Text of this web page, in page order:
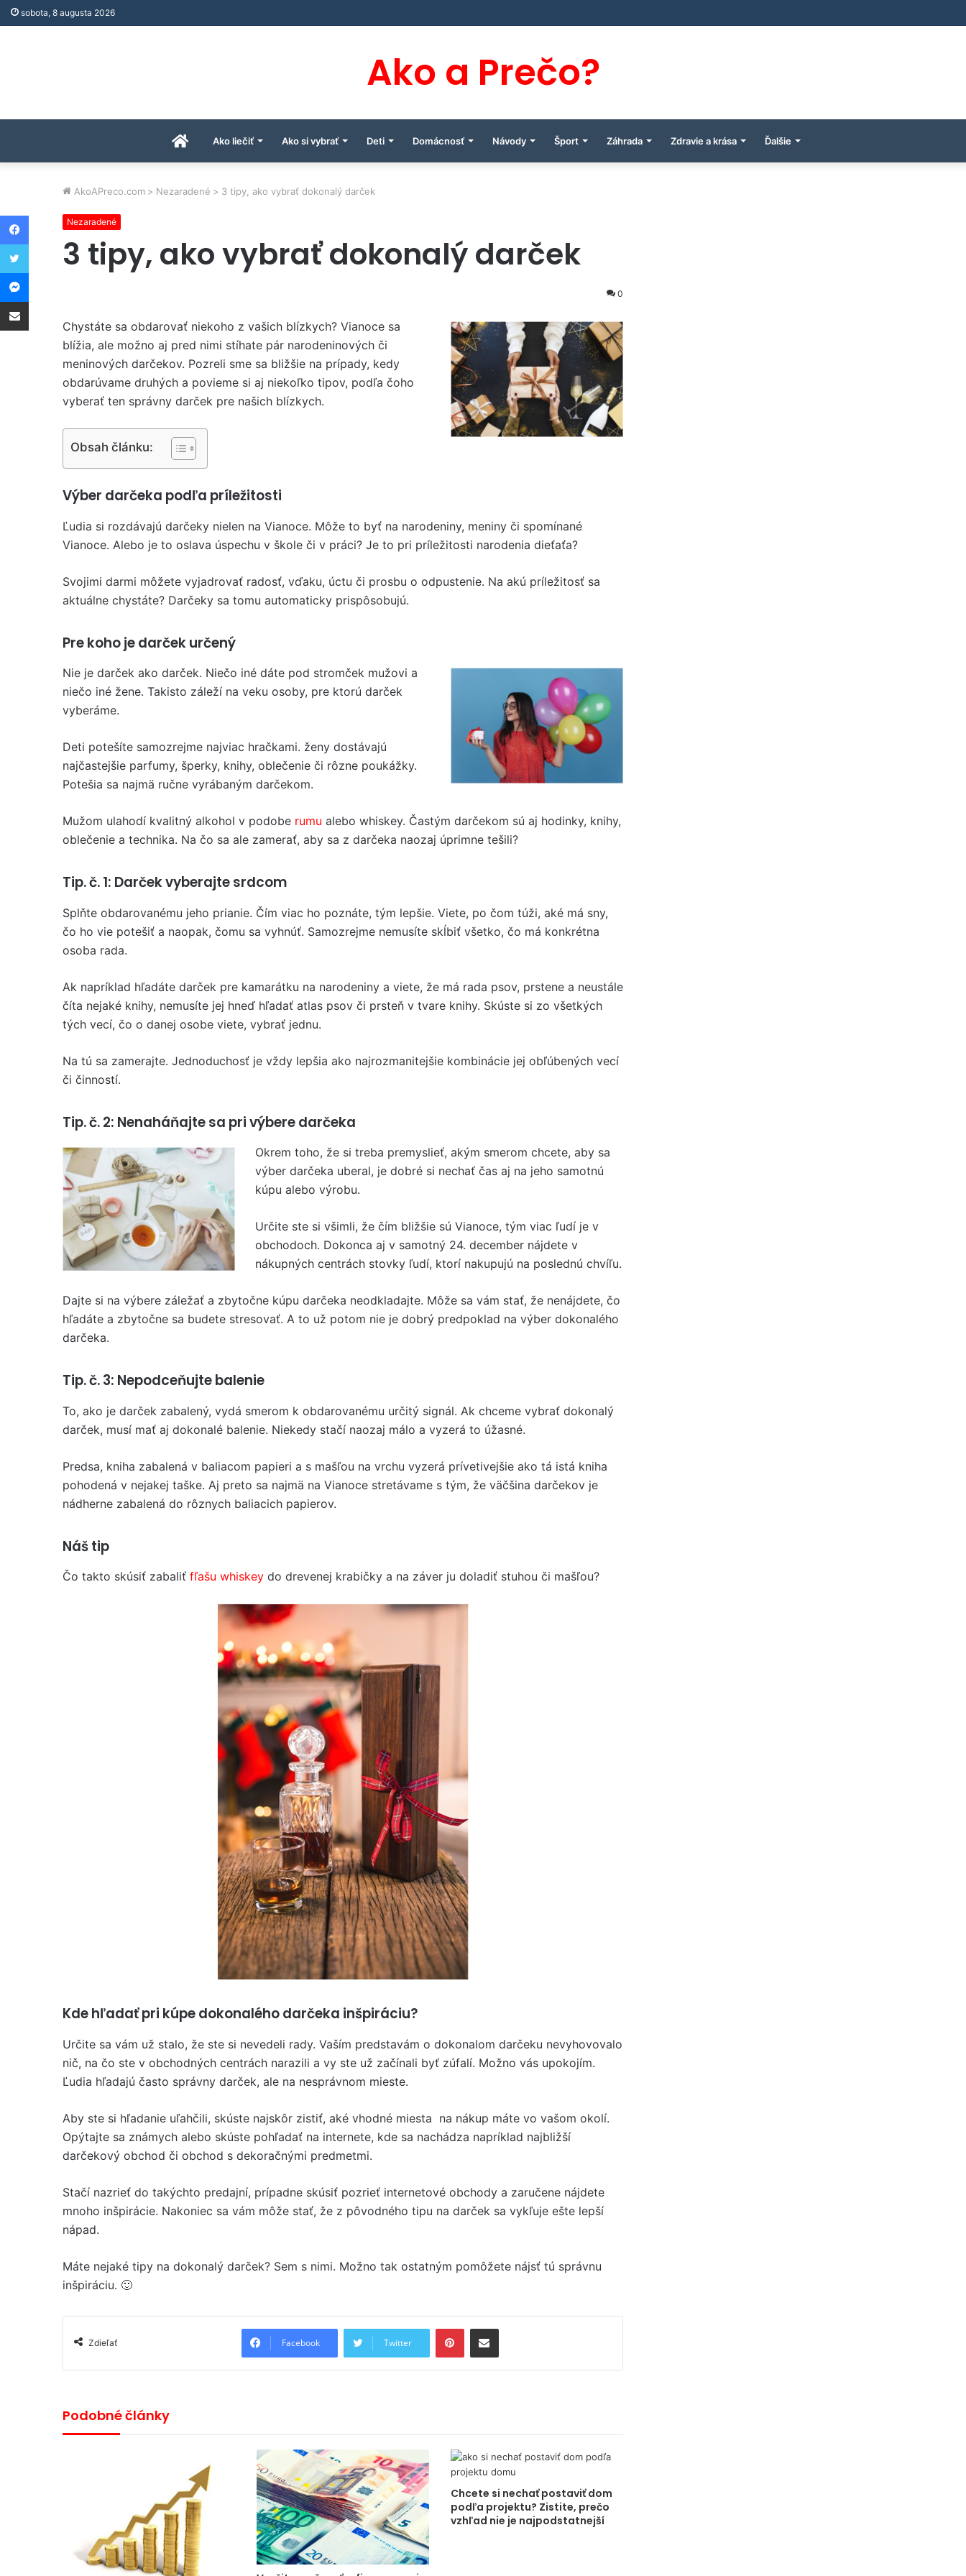
sobota, 8 augusta 2026
Ako a Prečo?
ÚvodnáAko liečiť Ako si vybrať Deti Domácnosť Návody Šport Záhrada Zdravie a krása Ďalšie
AkoAPreco.com > Nezaradené > 3 tipy, ako vybrať dokonalý darček
Nezaradené
3 tipy, ako vybrať dokonalý darček
0
Chystáte sa obdarovať niekoho z vašich blízkych? Vianoce sa
blížia, ale možno aj pred nimi stíhate pár narodeninových či
meninových darčekov. Pozreli sme sa bližšie na prípady, kedy
obdarúvame druhých a povieme si aj niekoľko tipov, podľa čoho
vyberať ten správny darček pre našich blízkych.
Obsah článku:
Výber darčeka podľa príležitosti
Ľudia si rozdávajú darčeky nielen na Vianoce. Môže to byť na narodeniny, meniny či spomínané
Vianoce. Alebo je to oslava úspechu v škole či v práci? Je to pri príležitosti narodenia dieťaťa?
Svojimi darmi môžete vyjadrovať radosť, vďaku, úctu či prosbu o odpustenie. Na akú príležitosť sa
aktuálne chystáte? Darčeky sa tomu automaticky prispôsobujú.
Pre koho je darček určený
Nie je darček ako darček. Niečo iné dáte pod stromček mužovi a
niečo iné žene. Takisto záleží na veku osoby, pre ktorú darček
vyberáme.
Deti potešíte samozrejme najviac hračkami. ženy dostávajú
najčastejšie parfumy, šperky, knihy, oblečenie či rôzne poukážky.
Potešia sa najmä ručne vyrábaným darčekom.
Mužom ulahodí kvalitný alkohol v podobe rumu alebo whiskey. Častým darčekom sú aj hodinky, knihy,
oblečenie a technika. Na čo sa ale zamerať, aby sa z darčeka naozaj úprimne tešili?
Tip. č. 1: Darček vyberajte srdcom
Splňte obdarovanému jeho prianie. Čím viac ho poznáte, tým lepšie. Viete, po čom túži, aké má sny,
čo ho vie potešiť a naopak, čomu sa vyhnúť. Samozrejme nemusíte skĺbiť všetko, čo má konkrétna
osoba rada.
Ak napríklad hľadáte darček pre kamarátku na narodeniny a viete, že má rada psov, prstene a neustále
číta nejaké knihy, nemusíte jej hneď hľadať atlas psov či prsteň v tvare knihy. Skúste si zo všetkých
tých vecí, čo o danej osobe viete, vybrať jednu.
Na tú sa zamerajte. Jednoduchosť je vždy lepšia ako najrozmanitejšie kombinácie jej obľúbených vecí
či činností.
Tip. č. 2: Nenaháňajte sa pri výbere darčeka
Okrem toho, že si treba premyslieť, akým smerom chcete, aby sa
výber darčeka uberal, je dobré si nechať čas aj na jeho samotnú
kúpu alebo výrobu.
Určite ste si všimli, že čím bližšie sú Vianoce, tým viac ľudí je v
obchodoch. Dokonca aj v samotný 24. december nájdete v
nákupných centrách stovky ľudí, ktorí nakupujú na poslednú chvíľu.
Dajte si na výbere záležať a zbytočne kúpu darčeka neodkladajte. Môže sa vám stať, že nenájdete, čo
hľadáte a zbytočne sa budete stresovať. A to už potom nie je dobrý predpoklad na výber dokonalého
darčeka.
Tip. č. 3: Nepodceňujte balenie
To, ako je darček zabalený, vydá smerom k obdarovanému určitý signál. Ak chceme vybrať dokonalý
darček, musí mať aj dokonalé balenie. Niekedy stačí naozaj málo a vyzerá to úžasné.
Predsa, kniha zabalená v baliacom papieri a s mašľou na vrchu vyzerá prívetivejšie ako tá istá kniha
pohodená v nejakej taške. Aj preto sa najmä na Vianoce stretávame s tým, že väčšina darčekov je
nádherne zabalená do rôznych baliacich papierov.
Náš tip
Čo takto skúsiť zabaliť fľašu whiskey do drevenej krabičky a na záver ju doladiť stuhou či mašľou?
Kde hľadať pri kúpe dokonalého darčeka inšpiráciu?
Určite sa vám už stalo, že ste si nevedeli rady. Vaším predstavám o dokonalom darčeku nevyhovovalo
nič, na čo ste v obchodných centrách narazili a vy ste už začínali byť zúfalí. Možno vás upokojím.
Ľudia hľadajú často správny darček, ale na nesprávnom mieste.
Aby ste si hľadanie uľahčili, skúste najskôr zistiť, aké vhodné miesta na nákup máte vo vašom okolí.
Opýtajte sa známych alebo skúste pohľadať na internete, kde sa nachádza napríklad najbližší
darčekový obchod či obchod s dekoračnými predmetmi.
Stačí nazrieť do takýchto predajní, prípadne skúsiť pozrieť internetové obchody a zaručene nájdete
mnoho inšpirácie. Nakoniec sa vám môže stať, že z pôvodného tipu na darček sa vykľuje ešte lepší
nápad.
Máte nejaké tipy na dokonalý darček? Sem s nimi. Možno tak ostatným pomôžete nájsť tú správnu
inšpiráciu. 🙂
Zdieľať Facebook Twitter
PinterestShare via Email
Podobné články
Chcete si nechať postaviť dom
podľa projektu? Zistite, prečo
vzhľad nie je najpodstatnejší
Facebook
Twitter
Messenger
Share via Email